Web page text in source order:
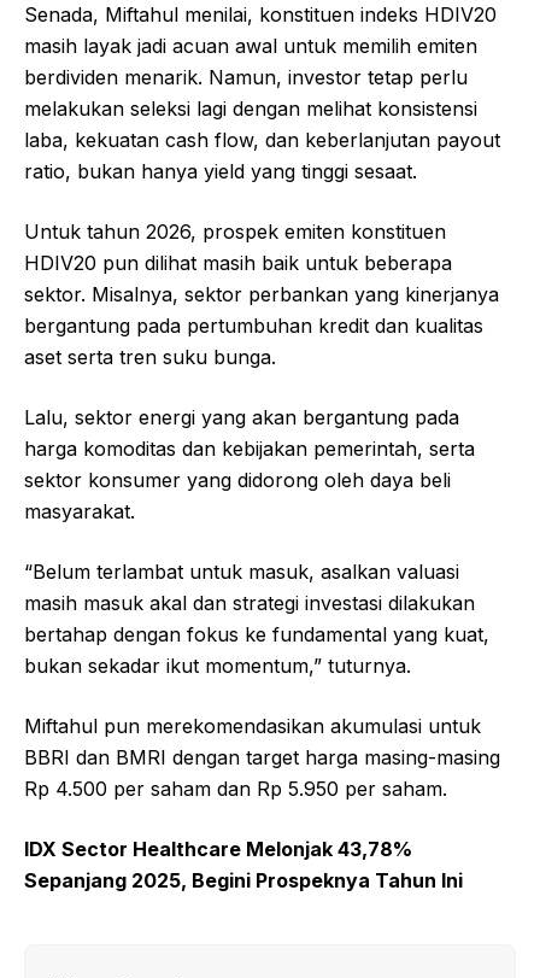
Senada, Miftahul menilai, konstituen indeks HDIV20
masih layak jadi acuan awal untuk memilih emiten
berdividen menarik. Namun, investor tetap perlu
melakukan seleksi lagi dengan melihat konsistensi
laba, kekuatan cash flow, dan keberlanjutan payout
ratio, bukan hanya yield yang tinggi sesaat.
Untuk tahun 2026, prospek emiten konstituen
HDIV20 pun dilihat masih baik untuk beberapa
sektor. Misalnya, sektor perbankan yang kinerjanya
bergantung pada pertumbuhan kredit dan kualitas
aset serta tren suku bunga.
Lalu, sektor energi yang akan bergantung pada
harga komoditas dan kebijakan pemerintah, serta
sektor konsumer yang didorong oleh daya beli
masyarakat.
“Belum terlambat untuk masuk, asalkan valuasi
masih masuk akal dan strategi investasi dilakukan
bertahap dengan fokus ke fundamental yang kuat,
bukan sekadar ikut momentum,” tuturnya.
Miftahul pun merekomendasikan akumulasi untuk
BBRI dan BMRI dengan target harga masing-masing
Rp 4.500 per saham dan Rp 5.950 per saham.
IDX Sector Healthcare Melonjak 43,78%
Sepanjang 2025, Begini Prospeknya Tahun Ini